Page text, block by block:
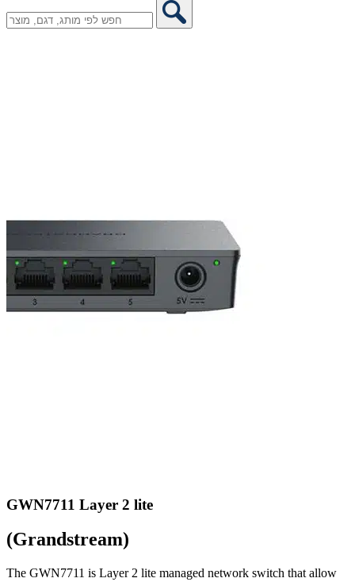
GWN7711 Layer 2 lite
(Grandstream)
The GWN7711 is Layer 2 lite managed network switch that allow